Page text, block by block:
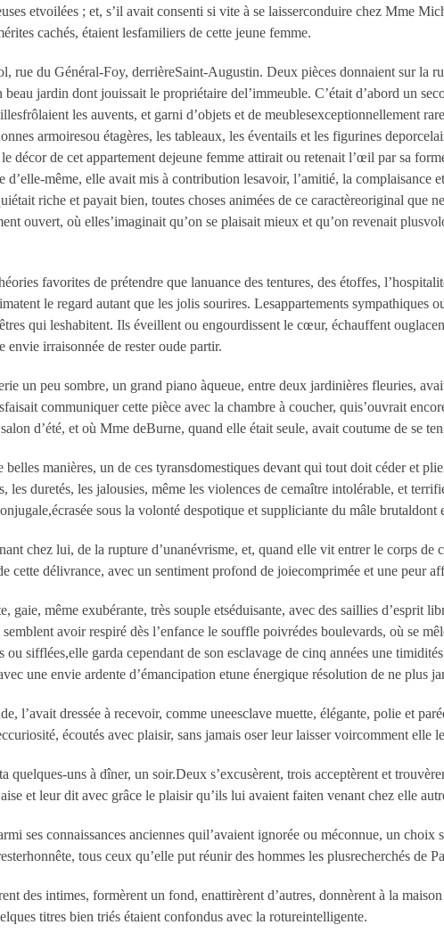
etvoilées ; et, s’il avait consenti si vite à se laisserconduire chez Mme
cachés, étaient lesfamiliers de cette jeune femme.
rue du Général-Foy, derrièreSaint-Augustin. Deux pièces donnaient sur la
beau jardin dont jouissait le propriétaire del’immeuble. C’était d’abord un
les auvents, et garni d’objets et de meublesexceptionnellement
armoiresou étagères, les tableaux, les éventails et les figurines
décor de cet appartement dejeune femme attirait ou retenait l’œil par sa
d’elle-même, elle avait mis à contribution lesavoir, l’amitié, la complaisance
riche et payait bien, toutes choses animées de ce caractèreoriginal que
ouvert, où elles’imaginait qu’on se plaisait mieux et qu’on revenait
favorites de prétendre que lanuance des tentures, des étoffes,
le regard autant que les jolis sourires. Lesappartements sympathiques
qui leshabitent. Ils éveillent ou engourdissent le cœur, échauffent
envie irraisonnée de rester oude partir.
un peu sombre, un grand piano àqueue, entre deux jardinières fleuries,
communiquer cette pièce avec la chambre à coucher, quis’ouvrait
d’été, et où Mme deBurne, quand elle était seule, avait coutume de se
manières, un de ces tyransdomestiques devant qui tout doit céder et
les duretés, les jalousies, même les violences de cemaître intolérable, et
sous la volonté despotique et suppliciante du mâle brutaldont
chez lui, de la rupture d’unanévrisme, et, quand elle vit entrer le corps de
cette délivrance, avec un sentiment profond de joiecomprimée et une peur
gaie, même exubérante, très souple etséduisante, avec des saillies d’esprit
avoir respiré dès l’enfance le souffle poivrédes boulevards, où se
ou sifflées,elle garda cependant de son esclavage de cinq années une
une envie ardente d’émancipation etune énergique résolution de ne plus
l’avait dressée à recevoir, comme uneesclave muette, élégante, polie et
écoutés avec plaisir, sans jamais oser leur laisser voircomment elle
uns à dîner, un soir.Deux s’excusèrent, trois acceptèrent et
et leur dit avec grâce le plaisir qu’ils lui avaient faiten venant chez elle
ses connaissances anciennes quil’avaient ignorée ou méconnue, un choix
tous ceux qu’elle put réunir des hommes les plusrecherchés de
des intimes, formèrent un fond, enattirèrent d’autres, donnèrent à la
titres bien triés étaient confondus avec la rotureintelligente.